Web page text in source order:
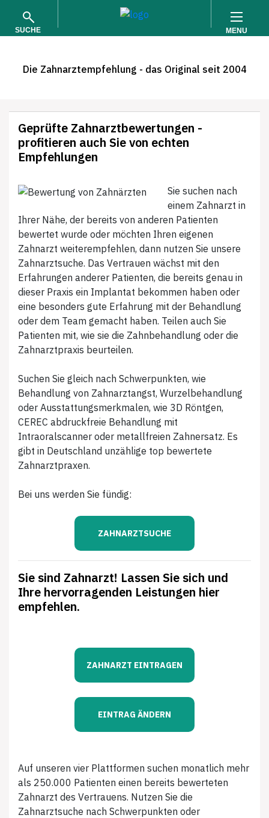
SUCHE
SUCHEN
MENU
Die Zahnarztempfehlung - das Original seit 2004
Geprüfte Zahnarztbewertungen -
profitieren auch Sie von echten
Empfehlungen
Sie suchen nach
einem Zahnarzt in
Ihrer Nähe, der bereits von anderen Patienten
bewertet wurde oder möchten Ihren eigenen
Zahnarzt weiterempfehlen, dann nutzen Sie unsere
Zahnarztsuche. Das Vertrauen wächst mit den
Erfahrungen anderer Patienten, die bereits genau in
dieser Praxis ein Implantat bekommen haben oder
eine besonders gute Erfahrung mit der Behandlung
oder dem Team gemacht haben. Teilen auch Sie
Patienten mit, wie sie die Zahnbehandlung oder die
Zahnarztpraxis beurteilen.
Suchen Sie gleich nach Schwerpunkten, wie
Behandlung von Zahnarztangst, Wurzelbehandlung
oder Ausstattungsmerkmalen, wie 3D Röntgen,
CEREC abdruckfreie Behandlung mit
Intraoralscanner oder metallfreien Zahnersatz. Es
gibt in Deutschland unzählige top bewertete
Zahnarztpraxen.
Bei uns werden Sie fündig:
ZAHNARZTSUCHE
Sie sind Zahnarzt! Lassen Sie sich und
Ihre hervorragenden Leistungen hier
empfehlen.
ZAHNARZT EINTRAGEN
EINTRAG ÄNDERN
Auf unseren vier Plattformen suchen monatlich mehr
als 250.000 Patienten einen bereits bewerteten
Zahnarzt des Vertrauens. Nutzen Sie die
Zahnarztsuche nach Schwerpunkten oder